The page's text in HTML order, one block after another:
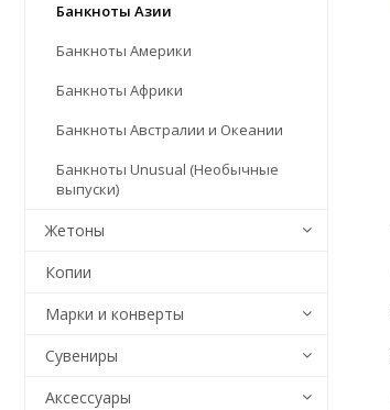
Банкноты Азии
Банкноты Америки
Банкноты Африки
Банкноты Австралии и Океании
Банкноты Unusual (Необычные
выпуски)
Жетоны
Копии
Марки и конверты
Сувениры
Аксессуары